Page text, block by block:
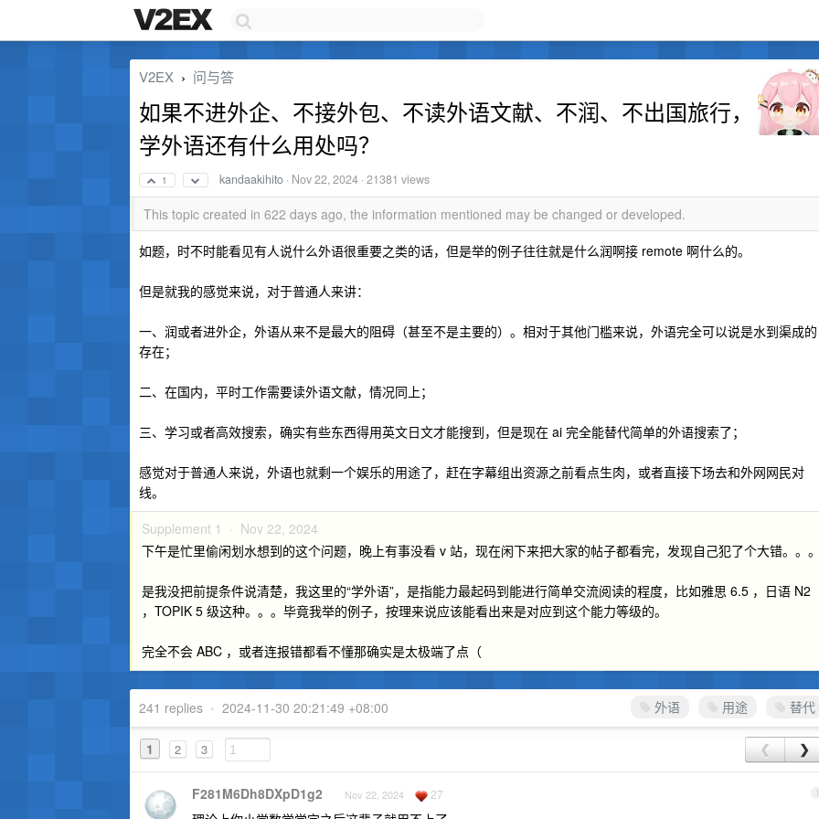
V2EX › 问与答
如果不进外企、不接外包、不读外语文献、不润、不出国旅行，
学外语还有什么用处吗？
1 kandaakihito · Nov 22, 2024 · 21381 views
This topic created in 622 days ago, the information mentioned may be changed or developed.
如题，时不时能看见有人说什么外语很重要之类的话，但是举的例子往往就是什么润啊接 remote 啊什么的。
但是就我的感觉来说，对于普通人来讲：
一、润或者进外企，外语从来不是最大的阻碍（甚至不是主要的）。相对于其他门槛来说，外语完全可以说是水到渠成的
存在；
二、在国内，平时工作需要读外语文献，情况同上；
三、学习或者高效搜索，确实有些东西得用英文日文才能搜到，但是现在 ai 完全能替代简单的外语搜索了；
感觉对于普通人来说，外语也就剩一个娱乐的用途了，赶在字幕组出资源之前看点生肉，或者直接下场去和外网网民对
线。
Supplement 1 · Nov 22, 2024
下午是忙里偷闲划水想到的这个问题，晚上有事没看 v 站，现在闲下来把大家的帖子都看完，发现自己犯了个大错。。
是我没把前提条件说清楚，我这里的“学外语”，是指能力最起码到能进行简单交流阅读的程度，比如雅思 6.5 ，日语 N2
，TOPIK 5 级这种。。。毕竟我举的例子，按理来说应该能看出来是对应到这个能力等级的。
完全不会 ABC ，或者连报错都看不懂那确实是太极端了点（
外语 用途 替代
241 replies • 2024-11-30 20:21:49 +08:00
1 2 3 ❮ ❯
1
F281M6Dh8DXpD1g2 Nov 22, 2024 27